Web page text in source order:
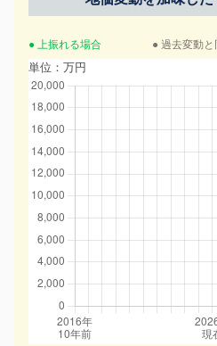
● 上振れる場合 ● 過去変動
単位：万円